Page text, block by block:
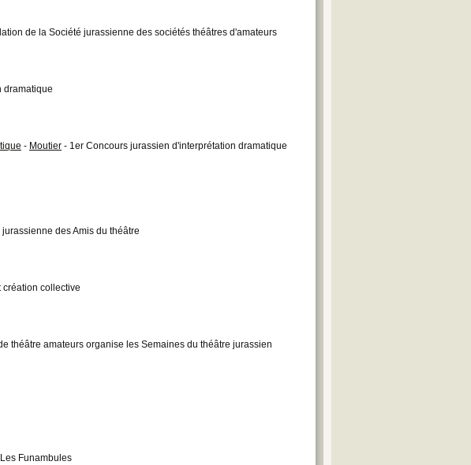
de la Société jurassienne des sociétés théâtres d'amateurs
dramatique
- Moutier - 1er Concours jurassien d'interprétation dramatique
des Amis du théâtre
création collective
théâtre amateurs organise les Semaines du théâtre jurassien
Funambules